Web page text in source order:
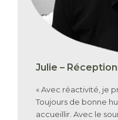
Julie –
« Avec réactivité, je
Toujours de bonne
accueillir. Avec le